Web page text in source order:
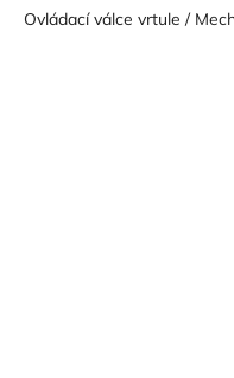
Ovládací válce vrtule /